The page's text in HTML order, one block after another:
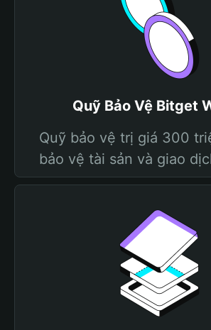
Quỹ Bảo Vệ Bitget
Quỹ bảo vệ trị giá 300
bảo vệ tài sản và giao